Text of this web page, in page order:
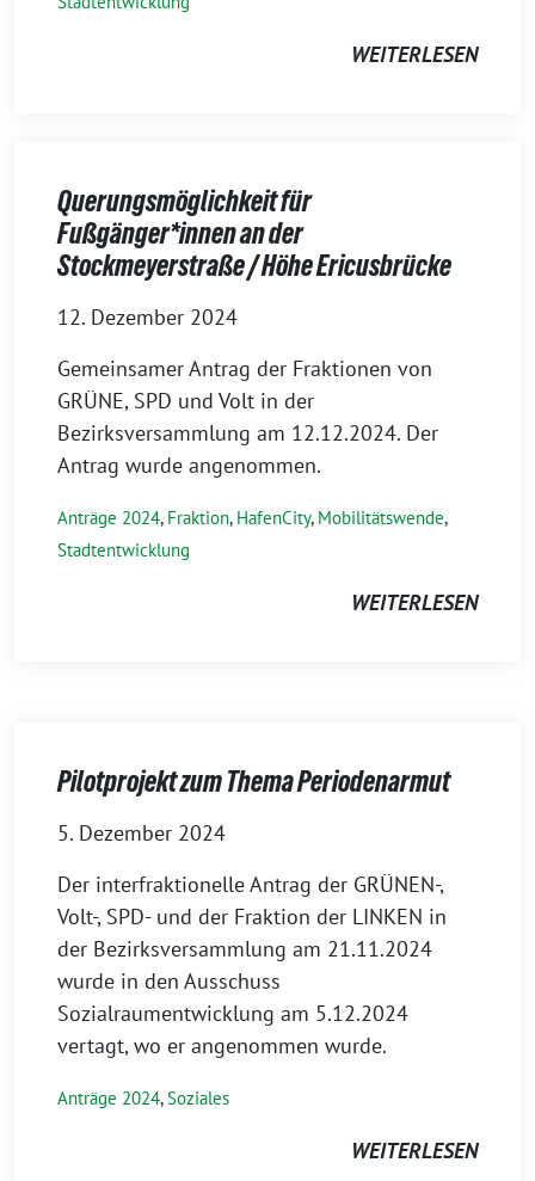
WEITERLESEN
Querungsmöglichkeit für
Fußgänger*innen an der
Stockmeyerstraße / Höhe Ericusbrücke
12. Dezember 2024
Gemeinsamer Antrag der Fraktionen von
GRÜNE, SPD und Volt in der
Bezirksversammlung am 12.12.2024. Der
Antrag wurde angenommen.
Anträge 2024, Fraktion, HafenCity, Mobilitätswende,
Stadtentwicklung
WEITERLESEN
Pilotprojekt zum Thema Periodenarmut
5. Dezember 2024
Der interfraktionelle Antrag der GRÜNEN-,
Volt-, SPD- und der Fraktion der LINKEN in
der Bezirksversammlung am 21.11.2024
wurde in den Ausschuss
Sozialraumentwicklung am 5.12.2024
vertagt, wo er angenommen wurde.
Anträge 2024,Soziales
WEITERLESEN